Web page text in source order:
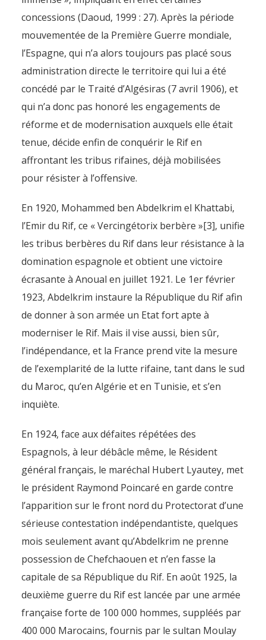
concessions (Daoud, 1999 : 27). Après la période
mouvementée de la Première Guerre mondiale,
l’Espagne, qui n’a alors toujours pas placé sous
administration directe le territoire qui lui a été
concédé par le Traité d’Algésiras (7 avril 1906), et
qui n’a donc pas honoré les engagements de
réforme et de modernisation auxquels elle était
tenue, décide enfin de conquérir le Rif en
affrontant les tribus rifaines, déjà mobilisées
pour résister à l’offensive.
En 1920, Mohammed ben Abdelkrim el Khattabi,
l’Emir du Rif, ce « Vercingétorix berbère »[3], unifie
les tribus berbères du Rif dans leur résistance à la
domination espagnole et obtient une victoire
écrasante à Anoual en juillet 1921. Le 1er février
1923, Abdelkrim instaure la République du Rif afin
de donner à son armée un Etat fort apte à
moderniser le Rif. Mais il vise aussi, bien sûr,
l’indépendance, et la France prend vite la mesure
de l’exemplarité de la lutte rifaine, tant dans le sud
du Maroc, qu’en Algérie et en Tunisie, et s’en
inquiète.
En 1924, face aux défaites répétées des
Espagnols, à leur débâcle même, le Résident
général français, le maréchal Hubert Lyautey, met
le président Raymond Poincaré en garde contre
l’apparition sur le front nord du Protectorat d’une
sérieuse contestation indépendantiste, quelques
mois seulement avant qu’Abdelkrim ne prenne
possession de Chefchaouen et n’en fasse la
capitale de sa République du Rif. En août 1925, la
deuxième guerre du Rif est lancée par une armée
française forte de 100 000 hommes, suppléés par
400 000 Marocains, fournis par le sultan Moulay